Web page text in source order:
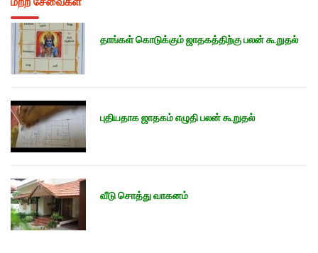
தாங்கள் கொடுக்கும் ஜாதகத்திற்கு பலன் கூறுதல்
புதியதாக ஜாதகம் எழுதி பலன் கூறுதல்
வீடு சொத்து வாகனம்